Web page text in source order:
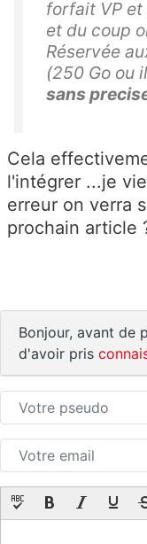
forfait VP et
et du coup
Réservée
(250 Go ou
sans
Cela
l'intégrer ...je
erreur on verra
prochain article
Bonjour, avant de
d'avoir pris